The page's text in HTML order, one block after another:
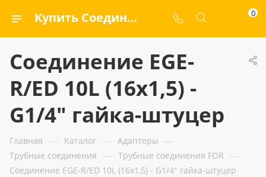
Купить Соединение EGE-R/ED 10L (16x1,5) - G1/4" гайка-штуцер — ООО «ГИДРАМАКС» 0
Соединение EGE-
R/ED 10L (16x1,5) -
G1/4" гайка-штуцер
Главная — Каталог — Адаптеры —
Трубные соединения — Трубные соединения FOR —
Соединение EGE-R/ED 10L (16x1,5) - G1/4" гайка-штуцер